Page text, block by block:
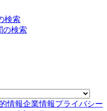
検索
の検索
情報企業情報プライバシー